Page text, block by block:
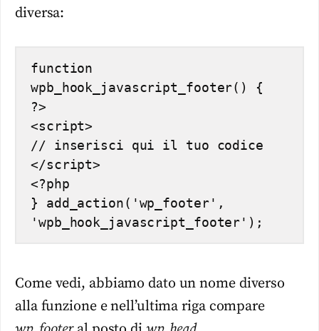
diversa:
function
wpb_hook_javascript_footer() {
?>
<script>
// inserisci qui il tuo codice
</script>
<?php
} add_action('wp_footer',
'wpb_hook_javascript_footer');
Come vedi, abbiamo dato un nome diverso
alla funzione e nell’ultima riga compare